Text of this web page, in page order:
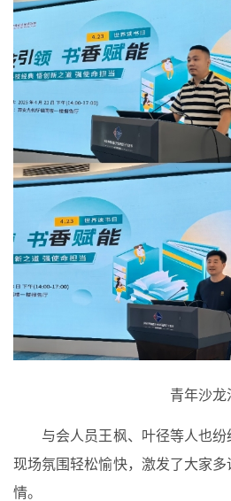
青年沙龙
与会人员王枫、叶径等人也纷
现场氛围轻松愉快，激发了大家
情。